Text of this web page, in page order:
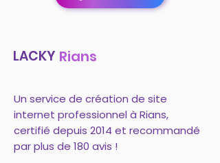
LACKY Rians
Un service de création de site
internet professionnel à Rians,
certifié depuis 2014 et recommandé
par plus de 180 avis !